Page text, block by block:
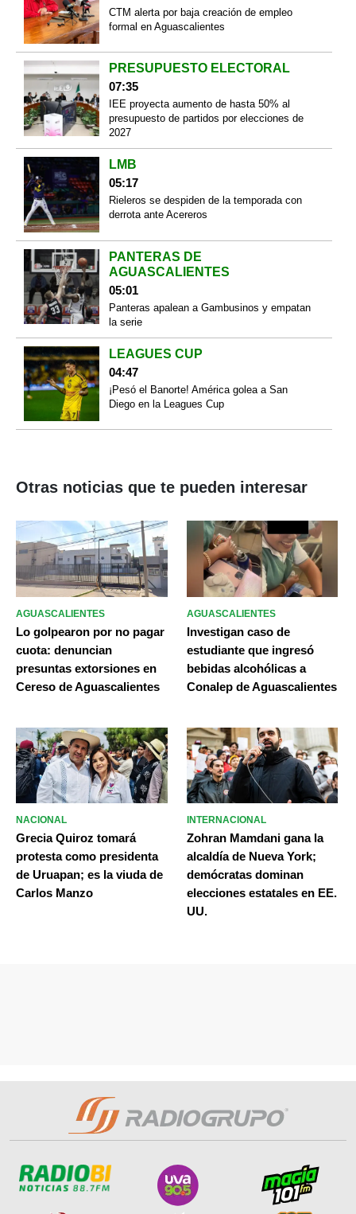
CTM alerta por baja creación de empleo
formal en Aguascalientes
PRESUPUESTO ELECTORAL
07:35
IEE proyecta aumento de hasta 50% al
presupuesto de partidos por elecciones de
2027
LMB
05:17
Rieleros se despiden de la temporada con
derrota ante Acereros
PANTERAS DE
AGUASCALIENTES
05:01
Panteras apalean a Gambusinos y empatan
la serie
LEAGUES CUP
04:47
¡Pesó el Banorte! América golea a San
Diego en la Leagues Cup
Otras noticias que te pueden interesar
AGUASCALIENTES
Lo golpearon por no pagar
cuota: denuncian
presuntas extorsiones en
Cereso de Aguascalientes
AGUASCALIENTES
Investigan caso de
estudiante que ingresó
bebidas alcohólicas a
Conalep de Aguascalientes
NACIONAL
Grecia Quiroz tomará
protesta como presidenta
de Uruapan; es la viuda de
Carlos Manzo
INTERNACIONAL
Zohran Mamdani gana la
alcaldía de Nueva York;
demócratas dominan
elecciones estatales en EE.
UU.